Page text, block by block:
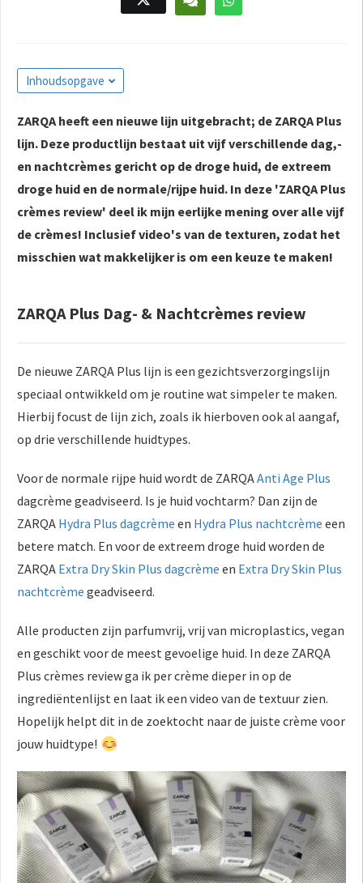
Inhoudsopgave
ZARQA heeft een nieuwe lijn uitgebracht; de ZARQA Plus
lijn. Deze productlijn bestaat uit vijf verschillende dag,-
en nachtcrèmes gericht op de droge huid, de extreem
droge huid en de normale/rijpe huid. In deze 'ZARQA Plus
crèmes review' deel ik mijn eerlijke mening over alle vijf
de crèmes! Inclusief video's van de texturen, zodat het
misschien wat makkelijker is om een keuze te maken!
ZARQA Plus Dag- & Nachtcrèmes review
De nieuwe ZARQA Plus lijn is een gezichtsverzorgingslijn
speciaal ontwikkeld om je routine wat simpeler te maken.
Hierbij focust de lijn zich, zoals ik hierboven ook al aangaf,
op drie verschillende huidtypes.
Voor de normale rijpe huid wordt de ZARQAAnti Age Plus
dagcrème geadviseerd. Is je huid vochtarm? Dan zijn de
ZARQA Hydra Plus dagcrème en Hydra Plus nachtcrème een
betere match. En voor de extreem droge huid worden de
ZARQA Extra Dry Skin Plus dagcrème en Extra Dry Skin Plus
nachtcrème geadviseerd.
Alle producten zijn parfumvrij, vrij van microplastics, vegan
en geschikt voor de meest gevoelige huid. In deze ZARQA
Plus crèmes review ga ik per crème dieper in op de
ingrediëntenlijst en laat ik een video van de textuur zien.
Hopelijk helpt dit in de zoektocht naar de juiste crème voor
jouw huidtype!
worden
om
te
op
de
Hierdoor
website-